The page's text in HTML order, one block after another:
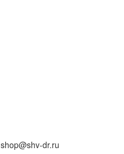
shop@shv-dr.ru